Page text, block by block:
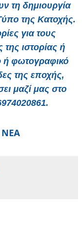
τη δημιουργία
της Κατοχής.
για τους
της ιστορίας ή
ή φωτογραφικό
της εποχής,
μαζί μας στο
ΝΕΑ